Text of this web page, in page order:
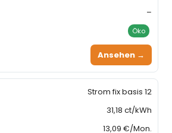
–
Öko
Ansehen →
Strom fix basis 12
31,18 ct/kWh
13,09 €/Mon.